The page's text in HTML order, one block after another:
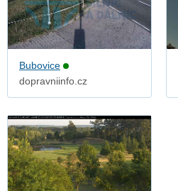
Bubovice
dopravniinfo.cz